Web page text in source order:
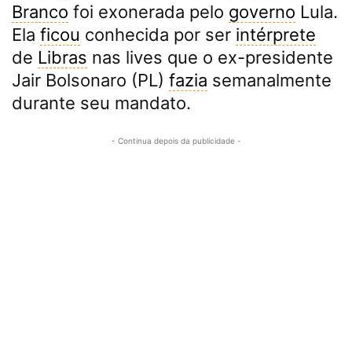
Branco foi exonerada pelo governo Lula.
Ela ficou conhecida por ser intérprete
de Libras nas lives que o ex-presidente
Jair Bolsonaro (PL) fazia semanalmente
durante seu mandato.
- Continua depois da publicidade -